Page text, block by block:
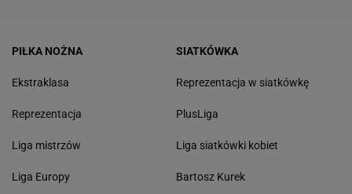
PIŁKA NOŻNA
Ekstraklasa
Reprezentacja
Liga mistrzów
Liga Europy
SIATKÓWKA
Reprezentacja w siatkówkę
PlusLiga
Liga siatkówki kobiet
Bartosz Kurek